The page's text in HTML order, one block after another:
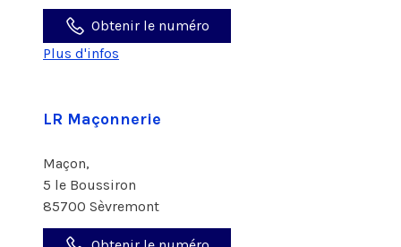
Obtenir le numéro
Plus d'infos
LR Maçonnerie
Maçon,
5 le Boussiron
85700 Sèvremont